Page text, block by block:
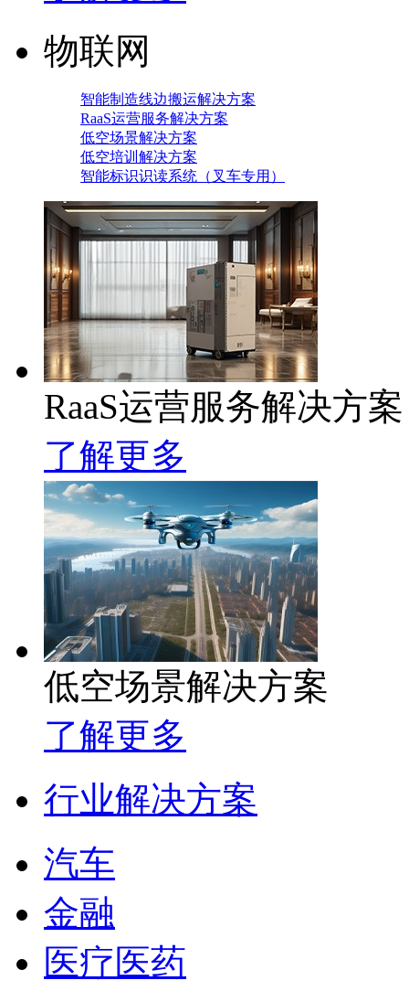
物联网
智能制造线边搬运解决方案
RaaS运营服务解决方案
低空场景解决方案
低空培训解决方案
智能标识识读系统（叉车专用）
RaaS运营服务解决方案
了解更多
低空场景解决方案
了解更多
行业解决方案
汽车
金融
医疗医药